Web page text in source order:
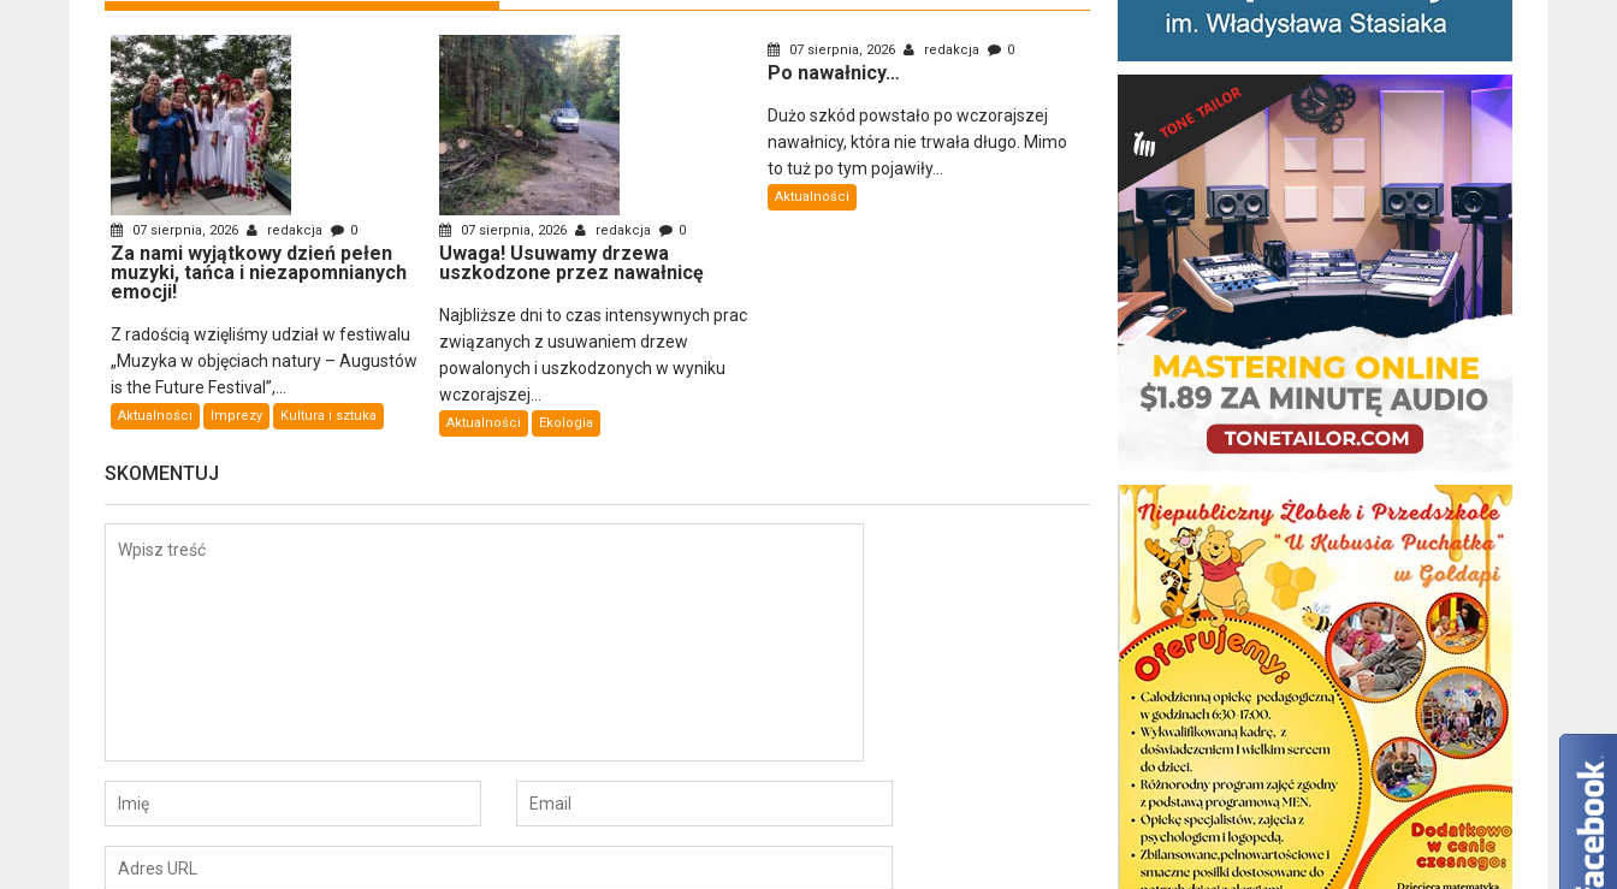
07 sierpnia, 2026 redakcja 0
Za nami wyjątkowy dzień pełen
muzyki, tańca i niezapomnianych
emocji!
Z radością wzięliśmy udział w festiwalu
„Muzyka w objęciach natury – Augustów
is the Future Festival”,...
Aktualności Imprezy Kultura i sztuka
07 sierpnia, 2026 redakcja 0
Uwaga! Usuwamy drzewa
uszkodzone przez nawałnicę
Najbliższe dni to czas intensywnych prac
związanych z usuwaniem drzew
powalonych i uszkodzonych w wyniku
wczorajszej...
Aktualności Ekologia
07 sierpnia, 2026 redakcja 0
Po nawałnicy…
Dużo szkód powstało po wczorajszej
nawałnicy, która nie trwała długo. Mimo
to tuż po tym pojawiły...
Aktualności
SKOMENTUJ